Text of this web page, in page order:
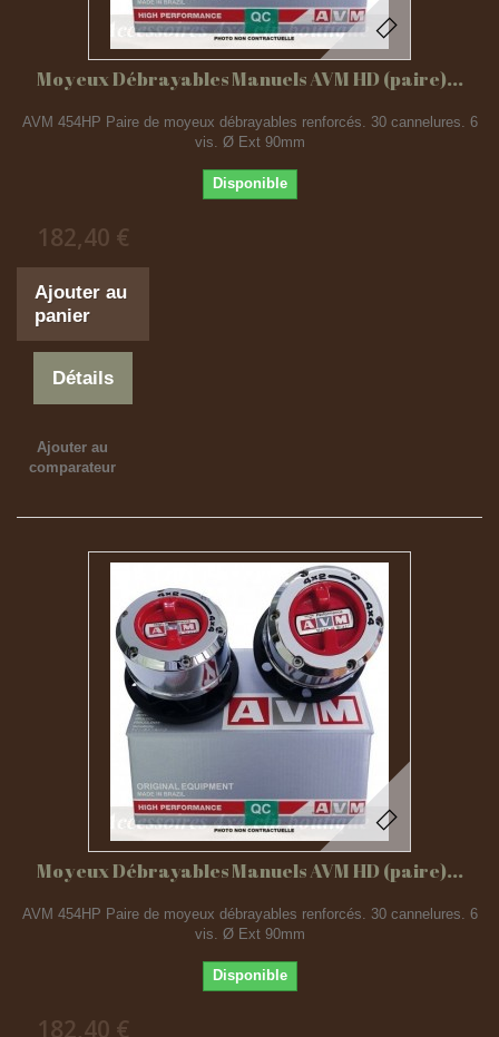
Moyeux Débrayables Manuels AVM HD (paire)...
AVM 454HP Paire de moyeux débrayables renforcés. 30 cannelures. 6
vis. Ø Ext 90mm
Disponible
182,40 €
Ajouter au
panier
Détails
Ajouter au
comparateur
Moyeux Débrayables Manuels AVM HD (paire)...
AVM 454HP Paire de moyeux débrayables renforcés. 30 cannelures. 6
vis. Ø Ext 90mm
Disponible
182,40 €